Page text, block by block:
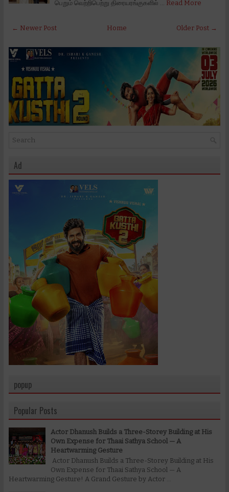
பெறும் வெற்றிபெற்று திரையரங்குகளில் …
Read More
← Newer Post Older Post →
Home
Ad
popup
Popular Posts
Actor Dhanush Builds a Three-Storey Building at His
Own Expense for Thaai Sathya School — A
Heartwarming Gesture
Actor Dhanush Builds a Three-Storey Building at His
Own Expense for Thaai Sathya School — A
Heartwarming Gesture! A Grand Gesture by Actor ...